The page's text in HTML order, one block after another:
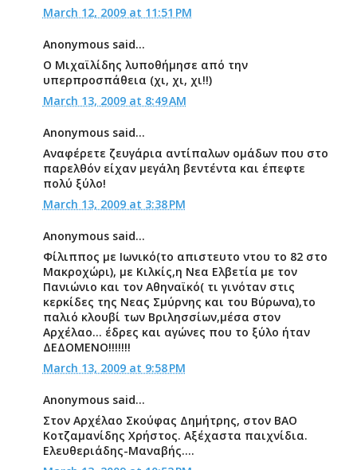
March 12, 2009 at 11:51 PM
Anonymous said...
O Μιχαϊλίδης λυποθήμησε από την
υπερπροσπάθεια (χι, χι, χι!!)
March 13, 2009 at 8:49 AM
Anonymous said...
Aναφέρετε ζευγάρια αντίπαλων ομάδων που στο
παρελθόν είχαν μεγάλη βεντέντα και έπεφτε
πολύ ξύλο!
March 13, 2009 at 3:38 PM
Anonymous said...
Φίλιππος με Ιωνικό(το απιστευτο ντου το 82 στο
Μακροχώρι), με Κιλκίς,η Νεα Ελβετία με τον
Πανιώνιο και τον Αθηναϊκό( τι γινόταν στις
κερκίδες της Νεας Σμύρνης και του Βύρωνα),το
παλιό κλουβί των Βριλησσίων,μέσα στον
Αρχέλαο... έδρες και αγώνες που το ξύλο ήταν
ΔΕΔΟΜΕΝΟ!!!!!!!
March 13, 2009 at 9:58 PM
Anonymous said...
Στον Αρχέλαο Σκούφας Δημήτρης, στον ΒΑΟ
Κοτζαμανίδης Χρήστος. Αξέχαστα παιχνίδια.
Ελευθεριάδης-Μαναβής....